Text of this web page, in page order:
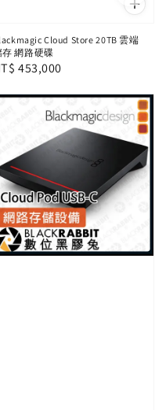
Cloud Store 20TB 雲端
存 網路硬碟
453,000